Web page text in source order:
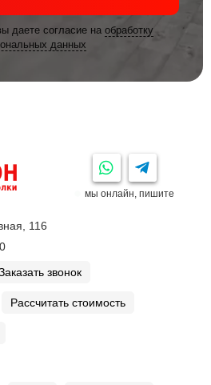
даете согласие на обработку
данных
мы онлайн, пишите
116
звонок
Рассчитать стоимость